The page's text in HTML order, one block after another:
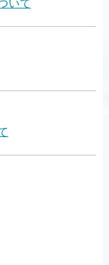
いて